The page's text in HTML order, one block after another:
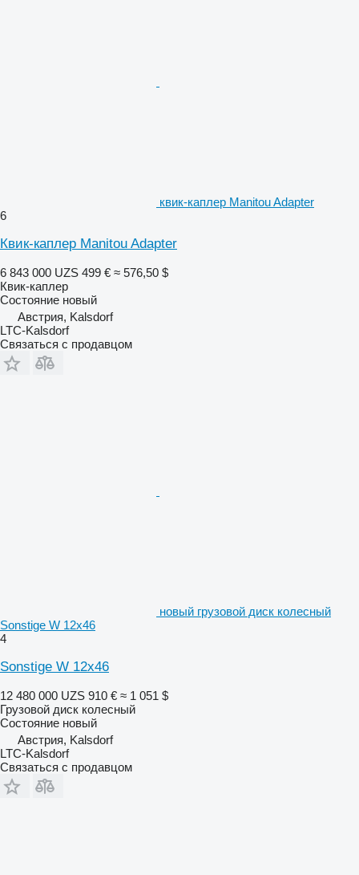
квик-каплер Manitou Adapter
6
Квик-каплер Manitou Adapter
6 843 000 UZS 499 € ≈ 576,50 $
Квик-каплер
Состояние новый
Австрия, Kalsdorf
LTC-Kalsdorf
Связаться с продавцом
новый грузовой диск колесный
Sonstige W 12x46
4
Sonstige W 12x46
12 480 000 UZS 910 € ≈ 1 051 $
Грузовой диск колесный
Состояние новый
Австрия, Kalsdorf
LTC-Kalsdorf
Связаться с продавцом